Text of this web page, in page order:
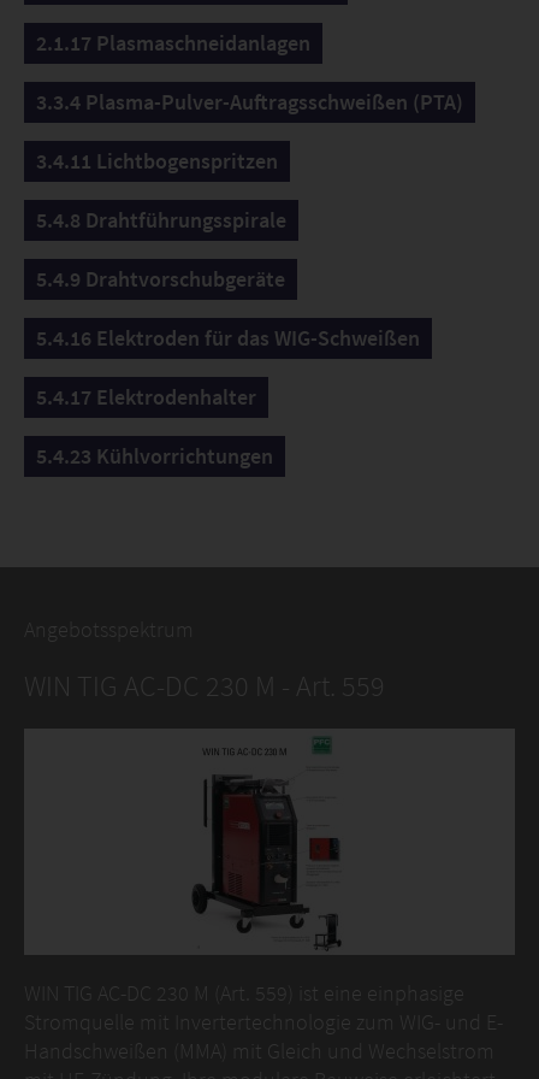
2.1.17 Plasmaschneidanlagen
3.3.4 Plasma-Pulver-Auftragsschweißen (PTA)
3.4.11 Lichtbogenspritzen
5.4.8 Drahtführungsspirale
5.4.9 Drahtvorschubgeräte
5.4.16 Elektroden für das WIG-Schweißen
5.4.17 Elektrodenhalter
5.4.23 Kühlvorrichtungen
Angebotsspektrum
WIN TIG AC-DC 230 M - Art. 559
WIN TIG AC-DC 230 M (Art. 559) ist eine einphasige
Stromquelle mit Invertertechnologie zum WIG- und E-
Handschweißen (MMA) mit Gleich und Wechselstrom